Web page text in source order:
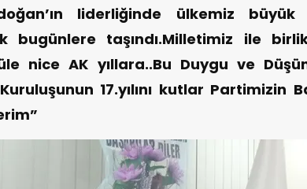
liderliğinde ülkemiz büyük
bugünlere taşındı.Milletimiz ile
nice AK yıllara..Bu Duygu ve
17.yılını kutlar Partimizin